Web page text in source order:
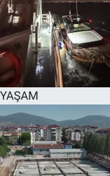
YAŞAM